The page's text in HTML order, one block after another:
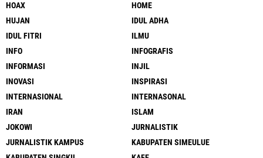
HOAX
HOME
HUJAN
IDUL ADHA
IDUL FITRI
ILMU
INFO
INFOGRAFIS
INFORMASI
INJIL
INOVASI
INSPIRASI
INTERNASIONAL
INTERNASONAL
IRAN
ISLAM
JOKOWI
JURNALISTIK
JURNALISTIK KAMPUS
KABUPATEN SIMEULUE